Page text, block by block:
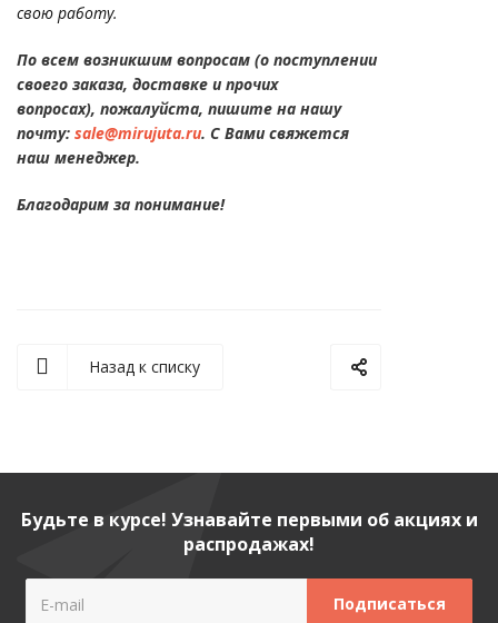
свою работу.
По всем возникшим вопросам (о поступлении
своего заказа, доставке и прочих
вопросах), пожалуйста, пишите на нашу
почту: sale@mirujuta.ru. С Вами свяжется
наш менеджер.
Благодарим за понимание!
Назад к списку
Будьте в курсе! Узнавайте первыми об акциях и
распродажах!